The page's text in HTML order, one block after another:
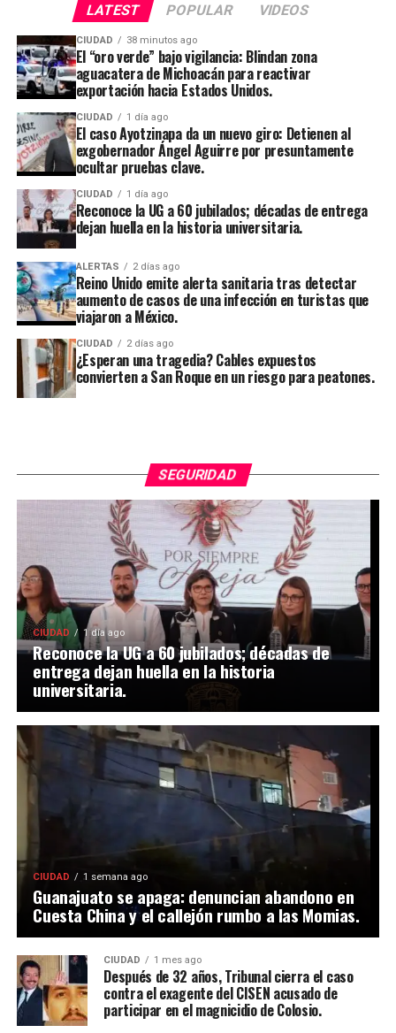
LATEST POPULAR VIDEOS
CIUDAD 38 minutos ago
El “oro verde” bajo vigilancia: Blindan zona
aguacatera de Michoacán para reactivar
exportación hacia Estados Unidos.
CIUDAD 1 día ago
El caso Ayotzinapa da un nuevo giro: Detienen al
exgobernador Ángel Aguirre por presuntamente
ocultar pruebas clave.
CIUDAD 1 día ago
Reconoce la UG a 60 jubilados; décadas de entrega
dejan huella en la historia universitaria.
ALERTAS 2 días ago
Reino Unido emite alerta sanitaria tras detectar
aumento de casos de una infección en turistas que
viajaron a México.
CIUDAD 2 días ago
¿Esperan una tragedia? Cables expuestos
convierten a San Roque en un riesgo para peatones.
SEGURIDAD
CIUDAD 1 día ago
Reconoce la UG a 60 jubilados; décadas de
entrega dejan huella en la historia
universitaria.
CIUDAD 1 semana ago
Guanajuato se apaga: denuncian abandono en
Cuesta China y el callejón rumbo a las Momias.
CIUDAD 1 mes ago
Después de 32 años, Tribunal cierra el caso
contra el exagente del CISEN acusado de
participar en el magnicidio de Colosio.